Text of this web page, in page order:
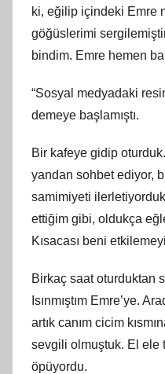
ki, eğilip içindeki Emre
göğüslerimi
bindim. Emre hemen
“Sosyal medyadaki
demeye başlamıştı.
Bir kafeye gidip
yandan sohbet ediyor,
samimiyeti
ettiğim gibi, oldukça
Kısacası beni
Birkaç saat oturduktan
Isınmıştım Emre’ye.
artık canım cicim
sevgili olmuştuk. El ele
öpüyordu.